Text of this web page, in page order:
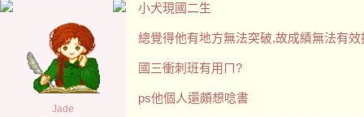
Jade
小犬現國二生
總覺得他有地方無法突破,故成績無法有效
國三衝刺班有用ㄇ?
ps他個人還頗想唸書